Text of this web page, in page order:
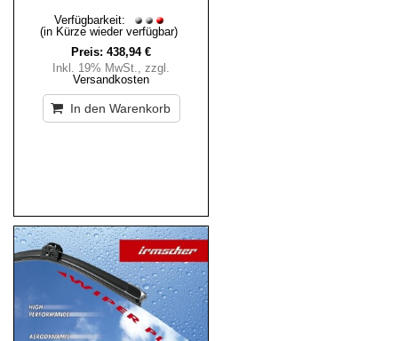
Verfügbarkeit:
(in Kürze wieder verfügbar)
Preis: 438,94 €
Inkl. 19% MwSt., zzgl.
Versandkosten
In den Warenkorb